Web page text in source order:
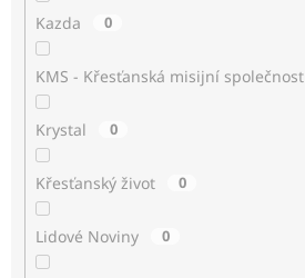
Kazda 0
KMS - Křesťanská misijní společnost
Krystal 0
Křesťanský život 0
Lidové Noviny 0